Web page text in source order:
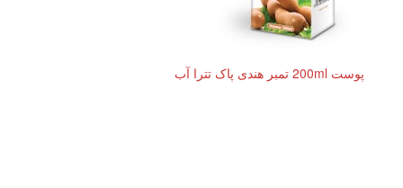
پوست 200ml تمبر هندی پاک تترا آب